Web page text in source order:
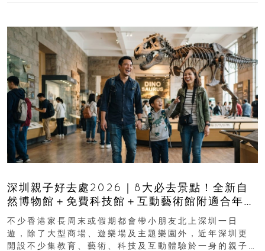
深圳親子好去處2026｜8大必去景點！全新自
然博物館＋免費科技館＋互動藝術館附適合年
齡、交通、門票、開放時間
不少香港家長周末或假期都會帶小朋友北上深圳一日
遊，除了大型商場、遊樂場及主題樂園外，近年深圳更
開設不少集教育、藝術、科技及互動體驗於一身的親子